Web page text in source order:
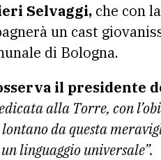
Selvaggi, che con
un cast
di Bologna.
il presidente
alla Torre, con
da questa
linguaggio universale”.